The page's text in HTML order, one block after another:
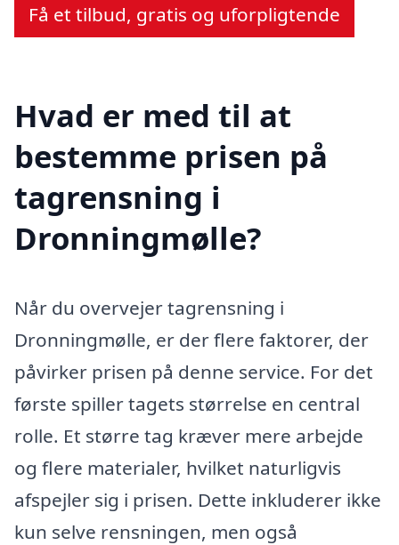
Få et tilbud, gratis og uforpligtende
Hvad er med til at
bestemme prisen på
tagrensning i
Dronningmølle?
Når du overvejer tagrensning i
Dronningmølle, er der flere faktorer, der
påvirker prisen på denne service. For det
første spiller tagets størrelse en central
rolle. Et større tag kræver mere arbejde
og flere materialer, hvilket naturligvis
afspejler sig i prisen. Dette inkluderer ikke
kun selve rensningen, men også